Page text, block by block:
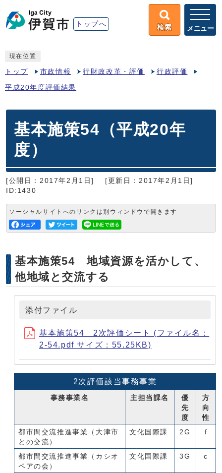
トップへ 検索 メニュー
現在位置
トップ 市政情報 行財政改革・評価 行政評価
平成20年度評価結果
基本施策54（平成20年
度）
[公開日：2017年2月1日]
[更新日：2017年2月1日]
ID:1430
ソーシャルサイトへのリンクは別ウィンドウで開きます
基本施策54 地域資源を活かして、
他地域と交流する
添付ファイル
基本施策54 2次評価シート (ファイル名：
2-54.pdf サイズ：55.25KB)
2次評価該当事務事業
事務事業名 主担当課名
優
先
度
方
向
性
都市間交流推進事業（大津市
との交流）
文化国際課 2G f
都市間交流推進事業（カシオ
ペアの会）
文化国際課 3G c